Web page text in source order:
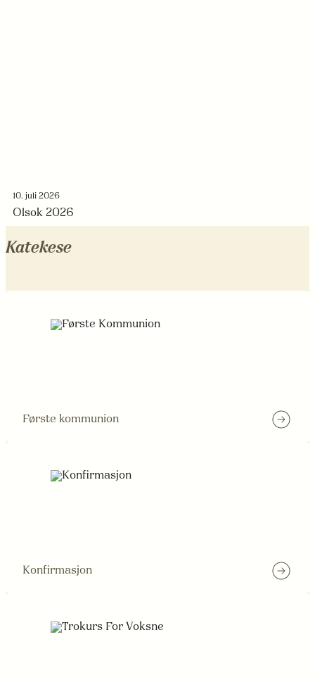
10. juli 2026
Olsok 2026
Katekese
Første kommunion
Konfirmasjon